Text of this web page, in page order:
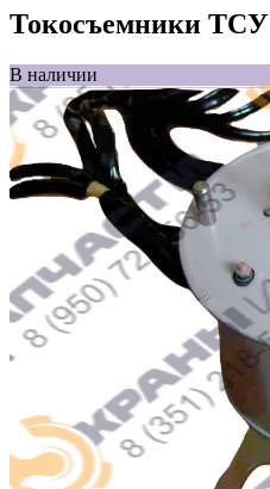
Токосъемники ТСУ
В наличии